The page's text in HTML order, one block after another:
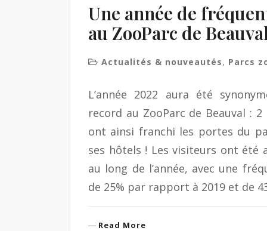
Une année de
au ZooParc de
Actualités & nouveautés, Parcs
L’année 2022 aura été
record au ZooParc de Beauval :
ont ainsi franchi les portes du
ses hôtels ! Les visiteurs ont été
au long de l’année, avec une
de 25% par rapport à 2019 et de
Read More